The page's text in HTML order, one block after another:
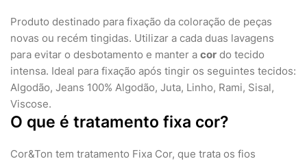
Produto destinado para fixação da coloração de peças
novas ou recém tingidas. Utilizar a cada duas lavagens
para evitar o desbotamento e manter a cor do tecido
intensa. Ideal para fixação após tingir os seguintes tecidos:
Algodão, Jeans 100% Algodão, Juta, Linho, Rami, Sisal,
Viscose.
O que é tratamento fixa cor?
Cor&Ton tem tratamento Fixa Cor, que trata os fios